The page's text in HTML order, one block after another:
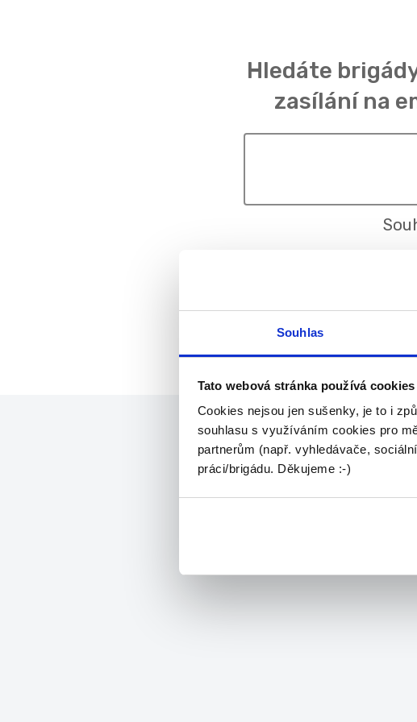
Souhlas
Tato webová stránka používá cookies
Cookies nejsou jen sušenky, je to i
souhlasu s využíváním cookies pro
partnerům (např. vyhledávače,
práci/brigádu. Děkujeme :-)
Hledáte
zasílání na